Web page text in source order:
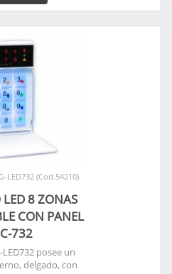
LED732 (Cod.54210)
LED 8 ZONAS
CON PANEL
732
LED732 posee un
delgado, con